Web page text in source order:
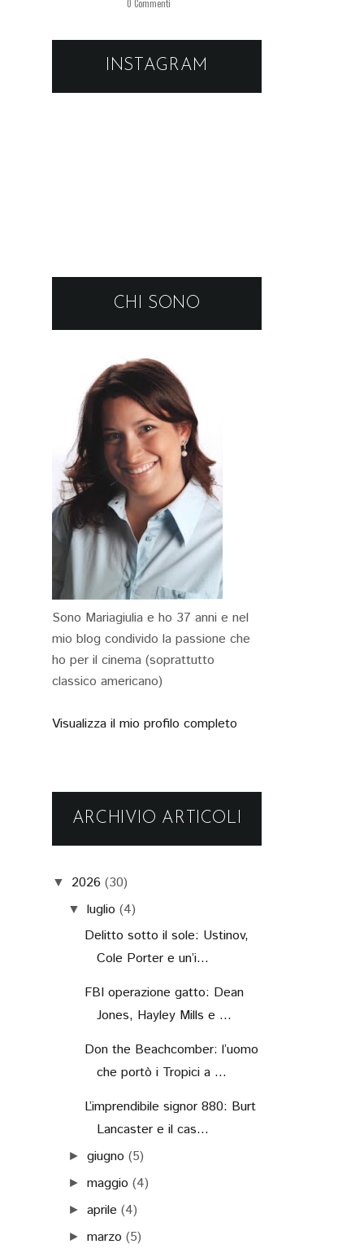
0 Commenti
INSTAGRAM
CHI SONO
Sono Mariagiulia e ho 37 anni e nel
mio blog condivido la passione che
ho per il cinema (soprattutto
classico americano)
Visualizza il mio profilo completo
ARCHIVIO ARTICOLI
▼ 2026 (30)
▼ luglio (4)
Delitto sotto il sole: Ustinov,
Cole Porter e un’i...
FBI operazione gatto: Dean
Jones, Hayley Mills e ...
Don the Beachcomber: l’uomo
che portò i Tropici a ...
L’imprendibile signor 880: Burt
Lancaster e il cas...
►giugno (5)
►maggio (4)
►aprile (4)
►marzo (5)